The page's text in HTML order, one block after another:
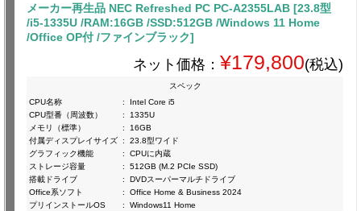
メーカー再生品 NEC Refreshed PC PC-A2355LAB [23.8型
/i5-1335U /RAM:16GB /SSD:512GB /Windows 11 Home
/Office OP付 /ファインブラック]
ネット価格： ¥179,800(税込)
スペック
CPU名称
:
Intel Core i5
CPU型番（周波数）
:
1335U
メモリ（標準）
:
16GB
付属ディスプレイサイズ :
23.8型ワイド
グラフィック機能
:
CPUに内蔵
ストレージ容量
:
512GB (M.2 PCIe SSD)
搭載ドライブ
:
DVDスーパーマルチドライブ
Office系ソフト
:
Office Home & Business 2024
プリインストールOS
: Windows11 Home